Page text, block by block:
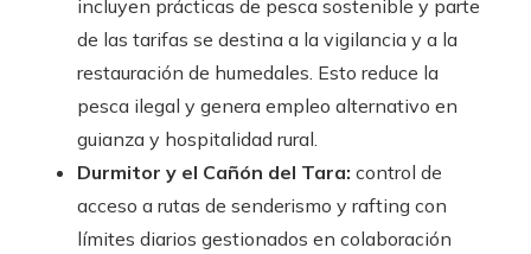
incluyen prácticas de pesca sostenible y parte
de las tarifas se destina a la vigilancia y a la
restauración de humedales. Esto reduce la
pesca ilegal y genera empleo alternativo en
guianza y hospitalidad rural.
Durmitor y el Cañón del Tara: control de
acceso a rutas de senderismo y rafting con
límites diarios gestionados en colaboración